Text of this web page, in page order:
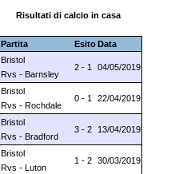
Risultati di calcio in casa
Partita EsitoData
Bristol
Rvs - Barnsley
2 - 1 04/05/2019
Bristol
Rvs - Rochdale
0 - 1 22/04/2019
Bristol
Rvs - Bradford
3 - 2 13/04/2019
Bristol
Rvs - Luton
1 - 2 30/03/2019